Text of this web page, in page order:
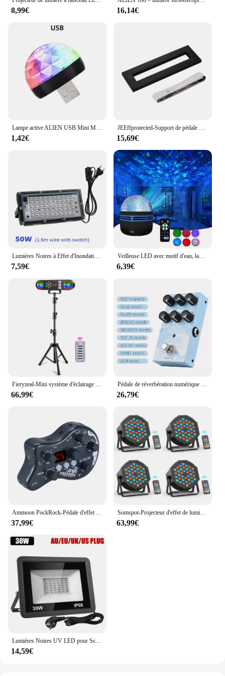
8,99€ 16,14€
Lampe active ALIEN USB Mini Magic Ball DJ Disco Sound, lampe d'ambiance multicolore avec effet stroboscopique pour les fêtes, avec interface Apple
1,42€
JEEffprotected-Support de pédale portable, plaque à coller, support oxydation, matériau en alliage, bandes de fixation, patch de câble
15,69€
Lumières Noires à Effet d'Inondation Ultraviolette pour Halloween, Noël, brev, DJ, ix, Bar, 50W, 100W
7,59€
Veilleuse LED avec motif d'eau, lampe à effet de projection, décoration de chambre d'enfant, lampe de projection, décoration de fête d'anniversaire
6,39€
Fieryzeal-Mini système d'éclairage de scène mobile 5 en 1, effet de lumière, télécommande, DJ, spectacles, barres de fête, KTV, salle de Rh
66,99€
Pédale de réverbération numérique JEEffprotected M-VAVE, marijuana numérique ing, effecteur de réverbération avec sélection de réverbération à 9 modes
26,79€
Ammoon PockRock-Pédale d'effet multi-effets JEProcessor, 15 types oxydation, 40 pics de batterie avec adaptateur secteur pour guitares
37,99€
Somspot-Projecteur d'effet de lumière de scène RVB, télécommande et contrôle DMX, 36 gibles, église, fête de mariage, club, musique en direct, 4 pièces, 8 pièces
63,99€
Lumières Noires UV LED pour Scène, Lumière Noire Ultraviolette, Effet d'Inondation, Noël, Halloween, Noël, brev, ixChang, 30W, 50W, 100W
14,59€